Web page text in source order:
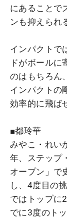
にあることで
ンも抑えられ
インパクトで
ドがボールに
のはもちろん
インパクトの
効率的に飛ば
■都玲華
みやこ・れい
年、ステップ
オープン」で
し、4度目の
ではトップに
でに3度のト